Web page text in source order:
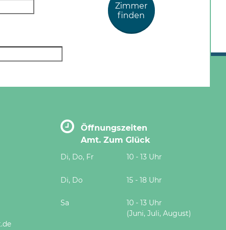
Zimmer
finden
Öffnungszeiten
Amt. Zum Glück
Di, Do, Fr 10 - 13 Uhr
Di, Do 15 - 18 Uhr
Sa
10 - 13 Uhr
(Juni, Juli, August)